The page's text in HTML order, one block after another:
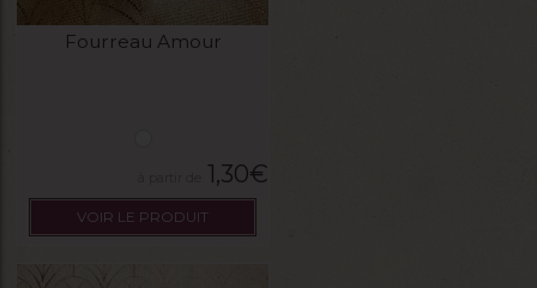
Fourreau Amour
1,30€
VOIR LE PRODUIT